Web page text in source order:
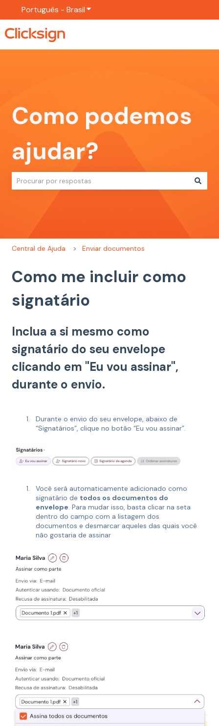
Português - BrasilMostrar submenu para traduções
Como podemos
ajudar?
Central de Ajuda Enviar documentos
Como me incluir como
signatário
Inclua a si mesmo como
signatário do seu envelope
clicando em "Eu vou assinar",
durante o envio.
Durante o envio do seu envelope, abaixo de
“Signatários”, clique no botão “Eu vou assinar”.
Você será automaticamente adicionado como
signatário de todos os documentos do
envelope. Para mudar isso, basta clicar na seta
dentro do campo com a listagem dos
documentos e desmarcar aqueles das quais você
não gostaria de assinar